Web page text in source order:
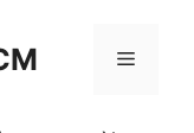
Menu